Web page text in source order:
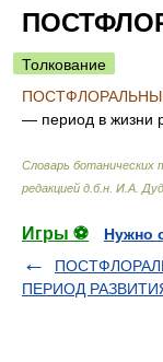
Толкование
— период в жизни
Словарь ботанических
редакцией д.б.н. И.А.
Игры ⚽
Нужно
ПЕРИОД